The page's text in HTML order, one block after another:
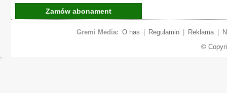
Zamów abonament
Gremi Media: O nas Regulamin Reklama
©